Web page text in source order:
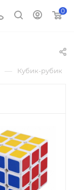
0
— Кубик-рубик